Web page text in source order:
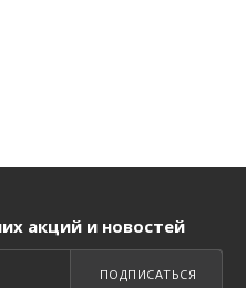
акций и новостей
ПОДПИСАТЬСЯ